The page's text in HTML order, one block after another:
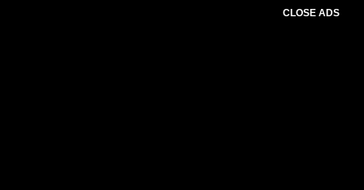
CLOSE ADS